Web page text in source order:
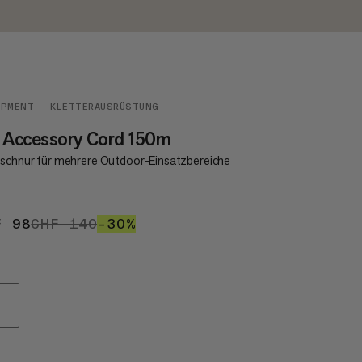
KLETTERAUSRÜSTUNG
Cord 150m
für mehrere Outdoor-Einsatzbereiche
98CHF 98
CHF 140CHF 140
–30%